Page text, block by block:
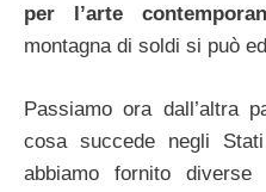
per l’arte
montagna di soldi si può
Passiamo ora dall’altra
cosa succede negli
abbiamo fornito diverse